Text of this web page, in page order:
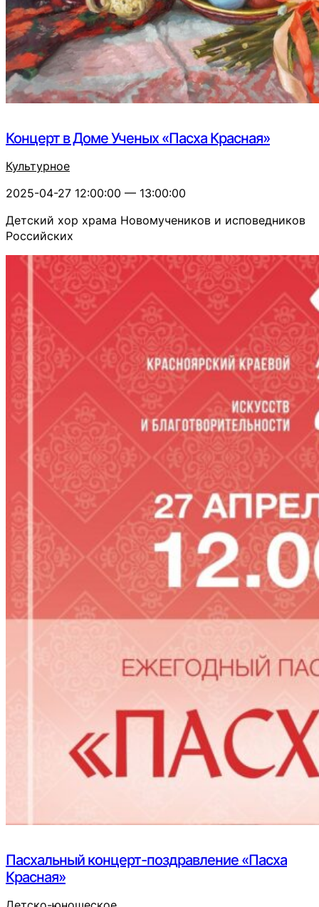
Концерт в Доме Ученых «Пасха Красная»
Культурное
2025-04-27 12:00:00 — 13:00:00
Детский хор храма Новомучеников и исповедников
Российских
Пасхальный концерт-поздравление «Пасха
Красная»